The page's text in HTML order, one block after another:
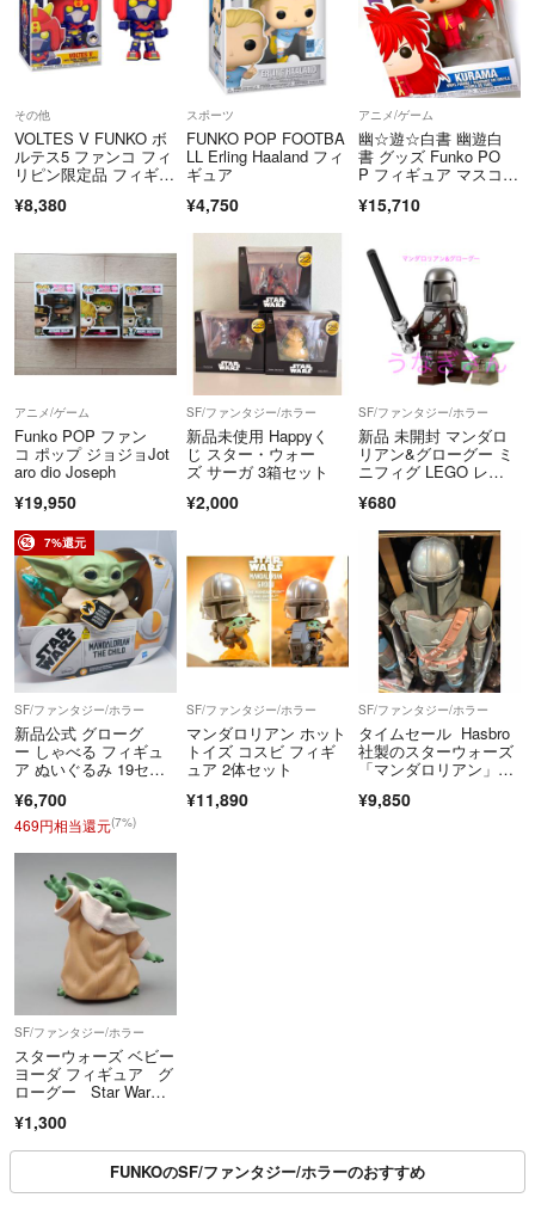
＊評価に対して
当方は不当評価またはいたずら・嫌がらせ行為をする方は通報・ブロッ
ク致します
評価
①
ps4ゲームソフトに元々説明書が付いていないのにも関わらず(中身の画
新品未開封で傷も全くないものに対して、埃などを理由に(黒いパッケ
ージなので僅かに埃が付着したかもしれませんが)不当な評価を受けま
した。
③(普通評価)
別のプラットフォーム上で迷惑行為を受けていたのでブロックをした関
係で嫌がらせで不当評価をされております。
④ (普通評価)
蓄光版を理解せずに一方的に評価をされた外国人の不当評価。す
その他
VOLTES V FUNKO ボ
ルテス5 ファンコ フィ
リピン限定品 フィギュ
¥8,380
スポーツ
FUNKO POP FOOTBA
LL Erling Haaland フィ
ギュア
¥4,750
アニメ/ゲーム
幽☆遊☆白書 幽遊白
書 グッズ Funko PO
P フィギュア マスコッ
¥15,710
アニメ/ゲーム
Funko POP ファン
コ ポップ ジョジョJot
aro dio Joseph
¥19,950
SF/ファンタジー/ホラー
新品未使用 Happyく
じ スター・ウォー
ズ サーガ 3箱セット
¥2,000
SF/ファンタジー/ホラー
新品 未開封 マンダロ
リアン&グローグー ミ
ニフィグ LEGO レ
¥680
7%還元
SF/ファンタジー/ホラー
新品公式 グローグ
ー しゃべる フィギュ
ア ぬいぐるみ 19セン
¥6,700
469円相当還元(7%)
SF/ファンタジー/ホラー
マンダロリアン ホット
トイズ コスビ フィギ
ュア 2体セット
¥11,890
SF/ファンタジー/ホラー
タイムセール Hasbro
社製のスターウォーズ
「マンダロリアン」BI
ア
¥9,850
SF/ファンタジー/ホラー
スターウォーズ ベビー
ヨーダ フィギュア グ
ローグー Star War
¥1,300
FUNKOのSF/ファンタジー/ホラーのおすすめ